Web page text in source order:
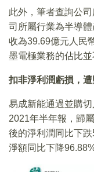
此外，筆者查詢公
司所屬行業為半導
收為39.69億元人民
墨電極業務的佔比並
扣非淨利潤虧損，
易成新能通過並購
2021年半年報，歸
後的淨利潤同比下
淨額同比下降96.88%